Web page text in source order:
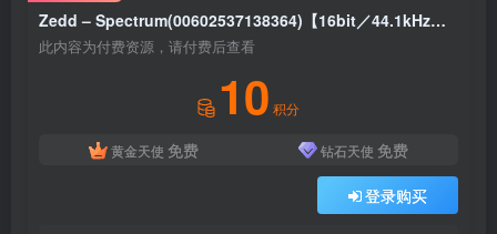
Zedd – Spectrum(00602537138364)【16bit／44.1kHz】土耳其区
此内容为付费资源，请付费后查看
10 积分
黄金天使 免费 钻石天使 免费
登录购买